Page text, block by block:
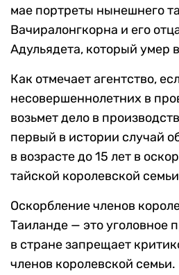
мае портреты нынешнего
Вачиралонгкорна и его
Адульядета, который умер
Как отмечает агентство,
несовершеннолетних в
возьмет дело в
первый в истории случай
в возрасте до 15 лет в
тайской королевской
Оскорбление членов
Таиланде — это уголовное
в стране запрещает
членов королевской